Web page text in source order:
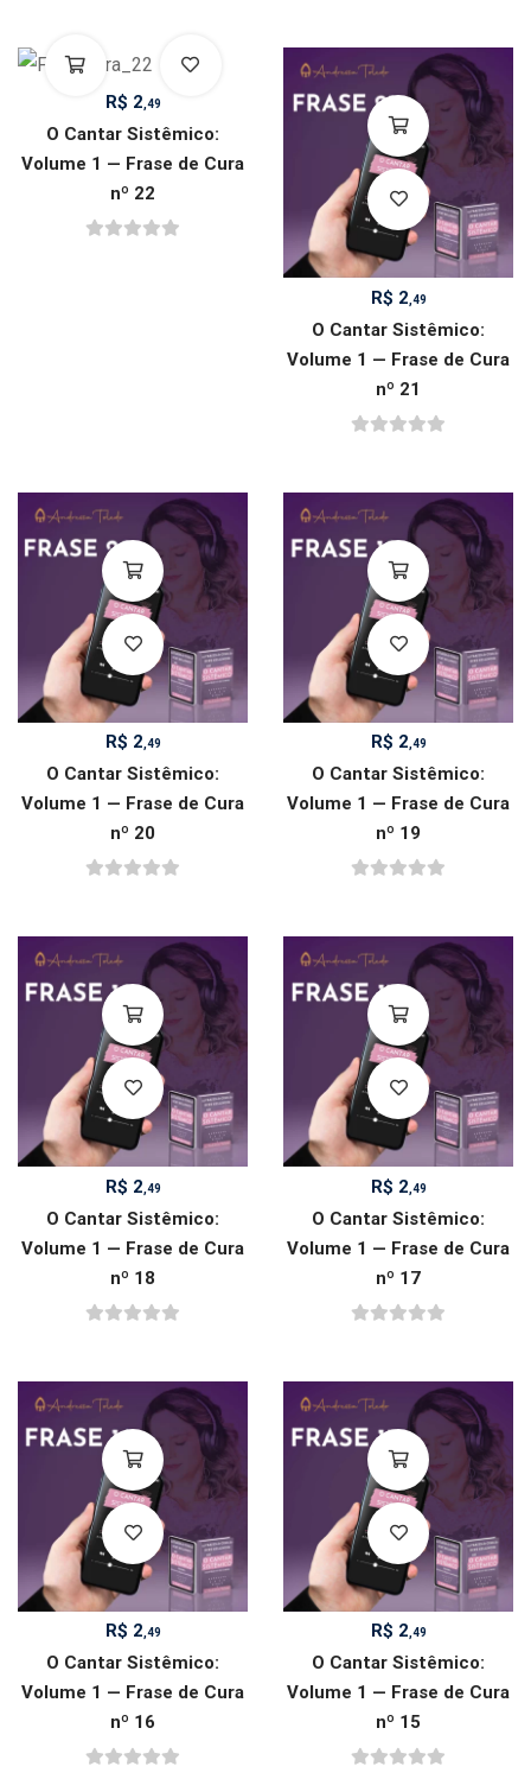
R$ 2 ,49
O Cantar Sistêmico:
Volume 1 — Frase de Cura
nº 22
R$ 2 ,49
O Cantar Sistêmico:
Volume 1 — Frase de Cura
nº 21
R$ 2,49
O Cantar Sistêmico:
Volume 1 — Frase de Cura
nº 20
R$ 2,49
O Cantar Sistêmico:
Volume 1 — Frase de Cura
nº 19
R$ 2 ,49
O Cantar Sistêmico:
Volume 1 — Frase de Cura
nº 18
R$ 2 ,49
O Cantar Sistêmico:
Volume 1 — Frase de Cura
nº 17
R$ 2,49
O Cantar Sistêmico:
Volume 1 — Frase de Cura
nº 16
R$ 2,49
O Cantar Sistêmico:
Volume 1 — Frase de Cura
nº 15